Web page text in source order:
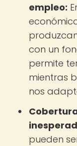
empleo:
con un
permite
mientras
nos
pueden